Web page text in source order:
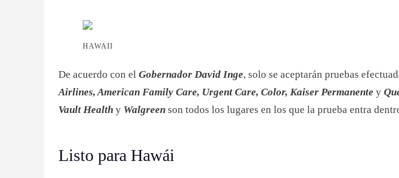
HAWAII
De acuerdo con el Gobernador David Inge, solo se aceptarán pruebas
Airlines, American Family Care, Urgent Care, Color, Kaiser Permanente y
Vault Health y Walgreen son todos los lugares en los que la prueba entra
Listo para Hawái